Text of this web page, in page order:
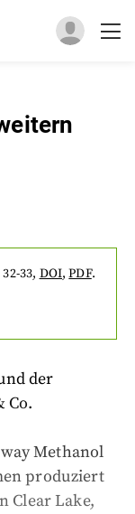
32-33, DOI,PDF.
der
Co.
Methanol
produziert
Clear Lake,